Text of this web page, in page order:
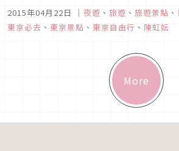
實是國家指定特別名勝地，從JR或是地下
分鐘就能抵達，交通非常方便。在櫻花季
開放晚上入園，讓大家欣賞點燈後的美景
2015年04月22日 ｜ 夜遊 、 旅遊 、 旅遊景點 、
東京必去 、 東京景點 、 東京自由行 、 陳虹妘
More